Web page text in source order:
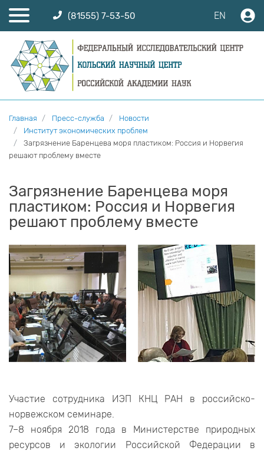
(81555) 7-53-50 EN
Главная Пресс-служба
Новости
Институт экономических проблем
Загрязнение Баренцева моря пластиком: Россия и Норвегия
решают проблему вместе
Загрязнение Баренцева моря
пластиком: Россия и Норвегия
решают проблему вместе
Участие сотрудника ИЭП КНЦ РАН в российско-
норвежском семинаре.
7–8 ноября 2018 года в Министерстве природных
ресурсов и экологии Российской Федерации в